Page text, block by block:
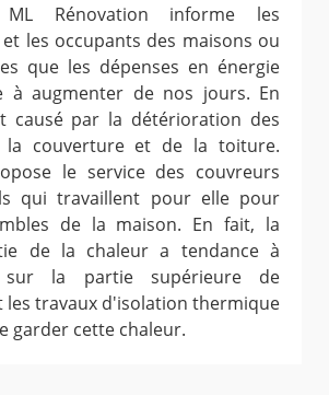
Rénovation informe les
les occupants des maisons ou
que les dépenses en énergie
à augmenter de nos jours. En
causé par la détérioration des
la couverture et de la toiture.
le service des couvreurs
qui travaillent pour elle pour
de la maison. En fait, la
de la chaleur a tendance à
sur la partie supérieure de
les travaux d'isolation thermique
garder cette chaleur.